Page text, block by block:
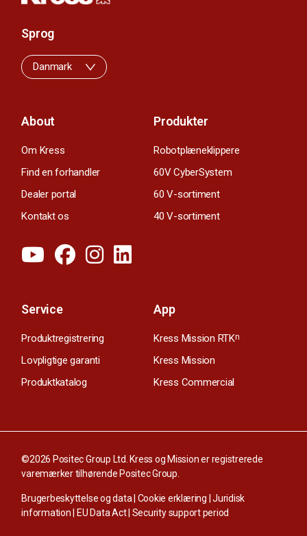
About
Om Kress
Find en forhandler
Dealer portal
Kontakt os
Produkter
Robotplæneklippere
60V CyberSystem
60 V-sortiment
40 V-sortiment
Service
Produktregistrering
Lovpligtige garanti
Produktkatalog
App
Kress Mission RTKn
Kress Mission
Kress Commercial
Sprog
Danmark
©2026 Positec Group Ltd. Kress og Mission er registrerede
varemærker tilhørende Positec Group.
Brugerbeskyttelse og data Cookie erklæring |Juridisk
information
EU Data Act| Security support period